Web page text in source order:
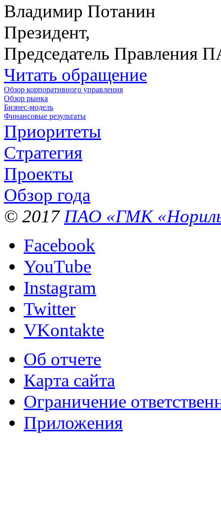
Владимир Потанин
Президент,
Председатель Правления
Читать обращение
Обзор корпоративного управления
Обзор рынка
Бизнес-модель
Финансовые результаты
Приоритеты
Стратегия
Проекты
Обзор года
© 2017 ПАО «ГМК
Facebook
YouTube
Instagram
Twitter
VKontakte
Об отчете
Карта сайта
Ограничение
Приложения